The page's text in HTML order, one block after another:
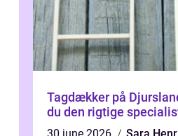
Tagdækker på
du den rigtige